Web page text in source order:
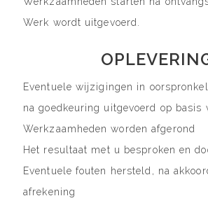
Werk wordt uitgevoerd.
Eventuele wijzigingen in
na goedkeuring uitgevoerd op basis
Werkzaamheden worden afgerond
Het resultaat met u besproken en
Eventuele fouten hersteld, na
afrekening